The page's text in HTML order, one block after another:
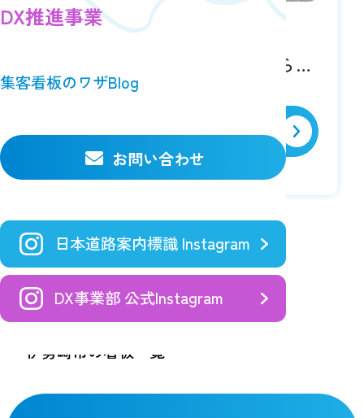
DX推進事業
集客看板のワザBlog
お問い合わせ
日本道路案内標識 Instagram
DX事業部 公式Instagram
【伊勢崎市柴町】県道104号沿
い、交通量常時多い！遠方からの
視認性大！玉村町方面へのPRに最
詳細を見る
TOP
空き看板検索
伊勢崎市の看板一覧